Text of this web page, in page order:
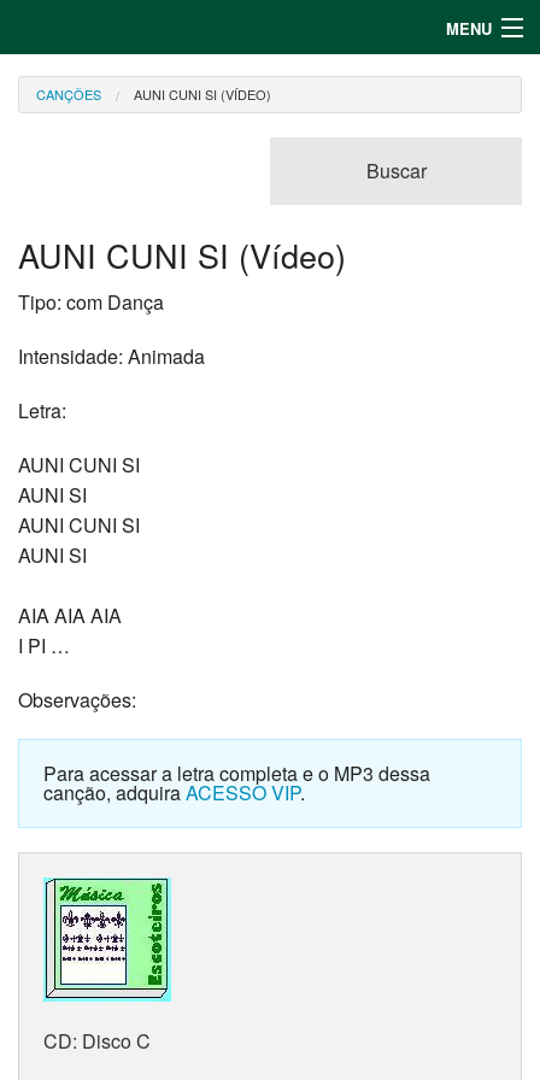
MENU
Entrar
Jogos
CANÇÕES AUNI CUNI SI (VÍDEO)
Buscar
AUNI CUNI SI (Vídeo)
Tipo: com Dança
Intensidade: Animada
Letra:
AUNI CUNI SI
AUNI SI
AUNI CUNI SI
AUNI SI
AIA AIA AIA
I PI …
Observações:
Para acessar a letra completa e o MP3 dessa
canção, adquiraACESSO VIP.
CD: Disco C